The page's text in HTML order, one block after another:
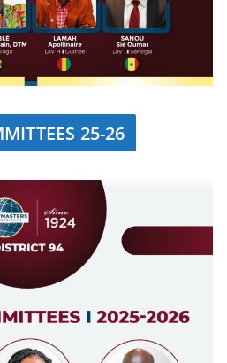
25-26